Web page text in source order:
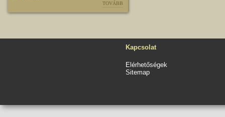
TOVÁBB
Kapcsolat
Elérhetőségek
Sitemap